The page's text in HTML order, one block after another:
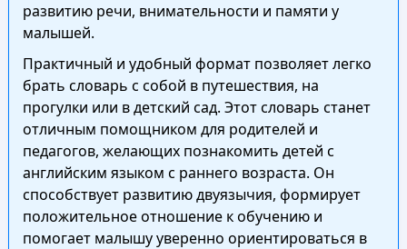
развитию речи, внимательности и памяти у
малышей.
Практичный и удобный формат позволяет легко
брать словарь с собой в путешествия, на
прогулки или в детский сад. Этот словарь станет
отличным помощником для родителей и
педагогов, желающих познакомить детей с
английским языком с раннего возраста. Он
способствует развитию двуязычия, формирует
положительное отношение к обучению и
помогает малышу уверенно ориентироваться в